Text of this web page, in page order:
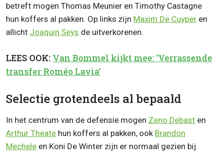
betreft mogen Thomas Meunier en Timothy Castagne
hun koffers al pakken. Op links zijn Maxim De Cuyper en
allicht Joaquin Seys de uitverkorenen.
LEES OOK: Van Bommel kijkt mee: 'Verrassende
transfer Roméo Lavia'
Selectie grotendeels al bepaald
In het centrum van de defensie mogen Zeno Debast en
Arthur Theate hun koffers al pakken, ook Brandon
Mechele en Koni De Winter zijn er normaal gezien bij.